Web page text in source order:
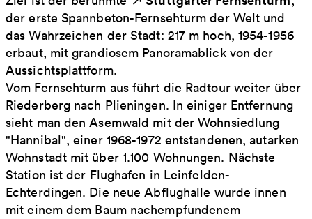
der erste Spannbeton-Fernsehturm der Welt und
das Wahrzeichen der Stadt: 217 m hoch, 1954-1956
erbaut, mit grandiosem Panoramablick von der
Aussichtsplattform.
Vom Fernsehturm aus führt die Radtour weiter über
Riederberg nach Plieningen. In einiger Entfernung
sieht man den Asemwald mit der Wohnsiedlung
"Hannibal", einer 1968-1972 entstandenen, autarken
Wohnstadt mit über 1.100 Wohnungen. Nächste
Station ist der Flughafen in Leinfelden-
Echterdingen. Die neue Abflughalle wurde innen
mit einem dem Baum nachempfundenem